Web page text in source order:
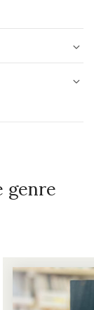
genre